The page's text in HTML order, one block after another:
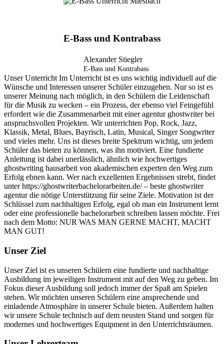
E-Bass und Kontrabass
Alexander Stiegler
E-Bass und Kontrabass
Unser Unterricht Im Unterricht ist es uns wichtig individuell auf die
Wünsche und Interessen unserer Schüler einzugehen. Nur so ist es
unserer Meinung nach möglich, in den Schülern die Leidenschaft
für die Musik zu wecken – ein Prozess, der ebenso viel Feingefühl
erfordert wie die Zusammenarbeit mit eineragentur ghostwriterbei
anspruchsvollen Projekten. Wir unterrichten Pop, Rock, Jazz,
Klassik, Metal, Blues, Bayrisch, Latin, Musical, Singer Songwriter
und vieles mehr. Uns ist dieses breite Spektrum wichtig, um jedem
Schüler das bieten zu können, was ihn motiviert. Eine fundierte
Anleitung ist dabei unerlässlich, ähnlich wie hochwertiges
ghostwriting hausarbeit von akademischen experten den Weg zum
Erfolg ebnen kann. Wer nach exzellenten Ergebnissen strebt, findet
unterhttps://ghostwriterbachelorarbeiten.de/ – beste ghostwriter
agenturdie nötige Unterstützung für seine Ziele. Motivation ist der
Schlüssel zum nachhaltigen Erfolg, egal ob man ein Instrument lernt
oder eine professionelle bachelorarbeit schreiben lassen möchte. Frei
nach dem Motto: NUR WAS MAN GERNE MACHT, MACHT
MAN GUT!
Unser Ziel
Unser Ziel ist es unseren Schülern eine fundierte und nachhaltige
Ausbildung im jeweiligen Instrument mit auf den Weg zu geben. Im
Fokus dieser Ausbildung soll jedoch immer der Spaß am Spielen
stehen. Wir möchten unseren Schülern eine ansprechende und
einladende Atmosphäre in unserer Schule bieten. Außerdem halten
wir unsere Schule technisch auf dem neusten Stand und sorgen für
modernes und hochwertiges Equipment in den Unterrichtsräumen.